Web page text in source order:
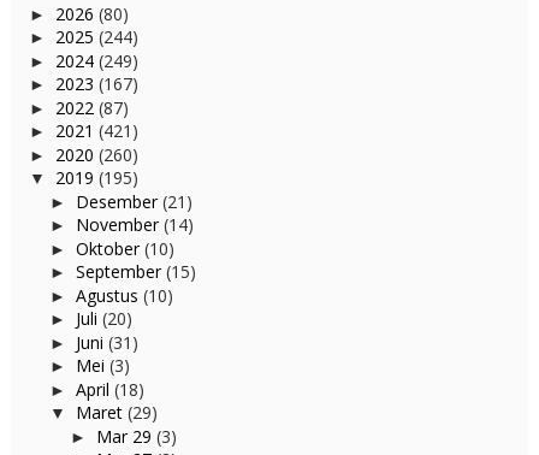
► 2026 (80)
► 2025 (244)
► 2024 (249)
► 2023 (167)
► 2022 (87)
► 2021 (421)
► 2020 (260)
▼ 2019 (195)
► Desember(21)
► November(14)
► Oktober(10)
► September(15)
► Agustus (10)
► Juli (20)
► Juni (31)
► Mei (3)
► April (18)
▼ Maret (29)
► Mar 29 (3)